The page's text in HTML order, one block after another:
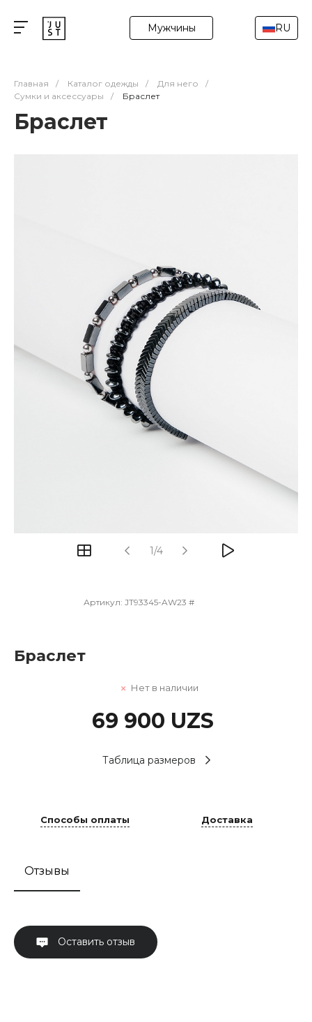
Мужчины RU
Главная / Каталог одежды / Для него
/
Сумки и аксессуары
/ Браслет
Браслет
1/4
Артикул: JT93345-AW23 #
Браслет
Нет в наличии
69 900 UZS
Таблица размеров
Способы оплаты Доставка
Отзывы
Оставить отзыв